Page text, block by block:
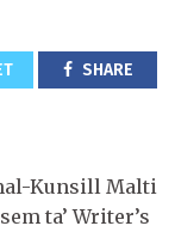
SHARE
Kunsill Malti
ta’ Writer’s